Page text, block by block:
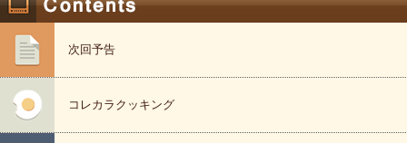
次回予告
コレカラクッキング